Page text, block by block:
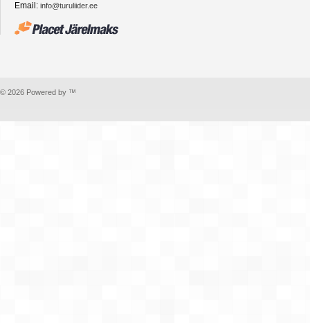
Email: info@turuliider.ee
© 2026 Powered by ™